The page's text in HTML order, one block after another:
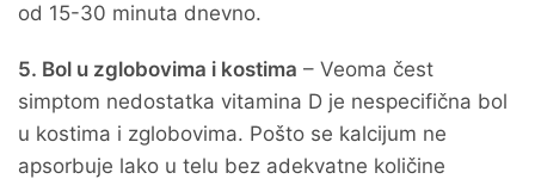
od 15-30 minuta dnevno.
5. Bol u zglobovima i kostima – Veoma čest
simptom nedostatka vitamina D je nespecifična bol
u kostima i zglobovima. Pošto se kalcijum ne
apsorbuje lako u telu bez adekvatne količine